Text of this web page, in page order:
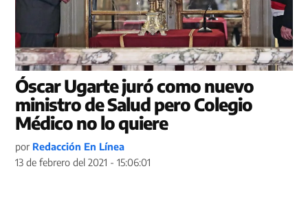
Óscar Ugarte juró como nuevo
ministro de Salud pero Colegio
Médico no lo quiere
por Redacción En Línea
13 de febrero del 2021 - 15:06:01